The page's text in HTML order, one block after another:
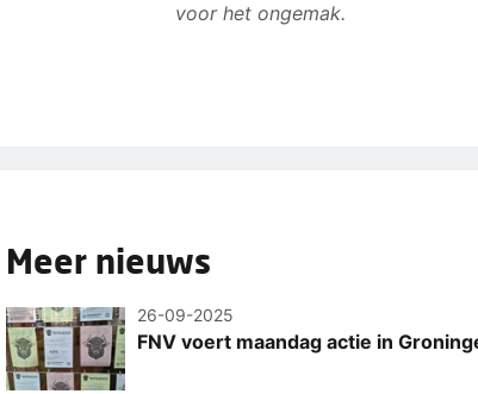
voor het ongemak.
Meer nieuws
26-09-2025
FNV voert maandag actie in